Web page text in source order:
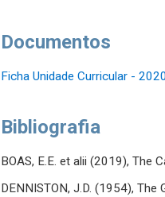
Documentos
Ficha Unidade Curricular -
Bibliografia
BOAS, E.E. et alii (2019), The
DENNISTON, J.D. (1954), The